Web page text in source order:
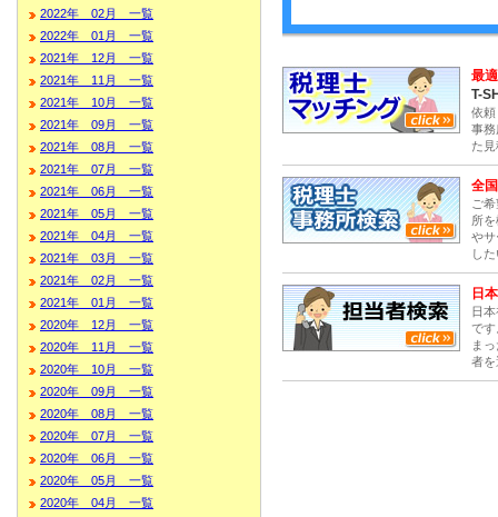
2022年 02月 一覧
2022年 01月 一覧
2021年 12月 一覧
2021年 11月 一覧
2021年 10月 一覧
2021年 09月 一覧
2021年 08月 一覧
2021年 07月 一覧
2021年 06月 一覧
2021年 05月 一覧
2021年 04月 一覧
2021年 03月 一覧
2021年 02月 一覧
2021年 01月 一覧
2020年 12月 一覧
2020年 11月 一覧
2020年 10月 一覧
2020年 09月 一覧
2020年 08月 一覧
2020年 07月 一覧
2020年 06月 一覧
2020年 05月 一覧
2020年 04月 一覧
最適
T-
依頼
事務
た
全
ご
所
やサ
し
日
日
です
ま
者を